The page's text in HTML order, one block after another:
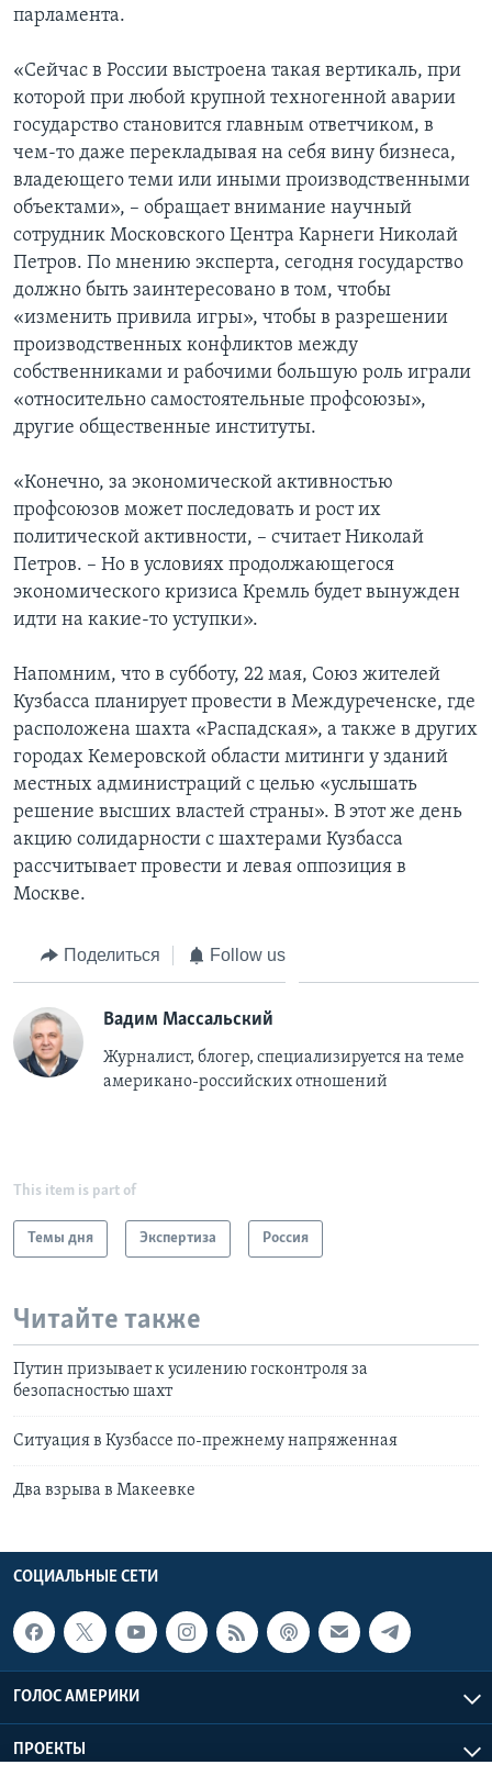
парламента.
«Сейчас в России выстроена такая вертикаль, при
которой при любой крупной техногенной аварии
государство становится главным ответчиком, в
чем-то даже перекладывая на себя вину бизнеса,
владеющего теми или иными производственными
объектами», – обращает внимание научный
сотрудник Московского Центра Карнеги Николай
Петров. По мнению эксперта, сегодня государство
должно быть заинтересовано в том, чтобы
«изменить привила игры», чтобы в разрешении
производственных конфликтов между
собственниками и рабочими большую роль играли
«относительно самостоятельные профсоюзы»,
другие общественные институты.
«Конечно, за экономической активностью
профсоюзов может последовать и рост их
политической активности, – считает Николай
Петров. – Но в условиях продолжающегося
экономического кризиса Кремль будет вынужден
идти на какие-то уступки».
Напомним, что в субботу, 22 мая, Союз жителей
Кузбасса планирует провести в Междуреченске, где
расположена шахта «Распадская», а также в других
городах Кемеровской области митинги у зданий
местных администраций с целью «услышать
решение высших властей страны». В этот же день
акцию солидарности с шахтерами Кузбасса
рассчитывает провести и левая оппозиция в
Москве.
Поделиться Follow us
Вадим Массальский
Журналист, блогер, специализируется на теме
американо-российских отношений
This item is part of
Темы дня Экспертиза Россия
Читайте также
Путин призывает к усилению госконтроля за
безопасностью шахт
Ситуация в Кузбассе по-прежнему напряженная
Два взрыва в Макеевке
СОЦИАЛЬНЫЕ СЕТИ
ГОЛОС АМЕРИКИ
ПРОЕКТЫ